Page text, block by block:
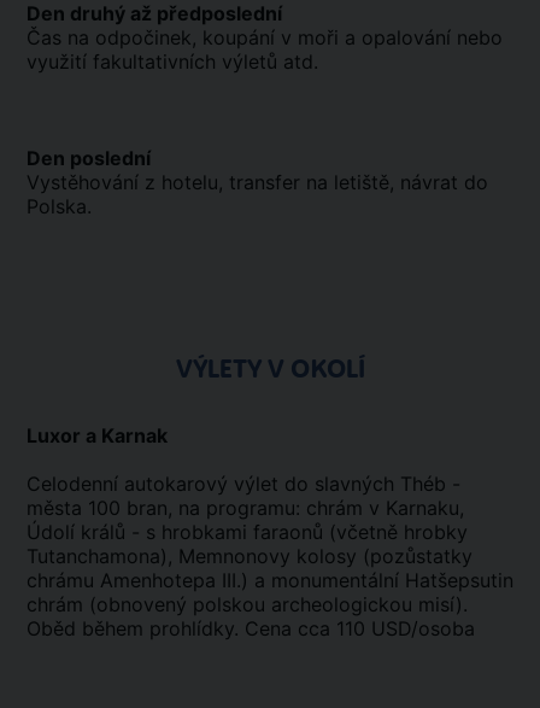
Den druhý až předposlední
Čas na odpočinek, koupání v moři a opalování nebo
využití fakultativních výletů atd.
Den poslední
Vystěhování z hotelu, transfer na letiště, návrat do
Polska.
VÝLETY V OKOLÍ
Luxor a Karnak
Celodenní autokarový výlet do slavných Théb -
města 100 bran, na programu: chrám v Karnaku,
Údolí králů - s hrobkami faraonů (včetně hrobky
Tutanchamona), Memnonovy kolosy (pozůstatky
chrámu Amenhotepa III.) a monumentální Hatšepsutin
chrám (obnovený polskou archeologickou misí).
Oběd během prohlídky. Cena cca 110 USD/osoba